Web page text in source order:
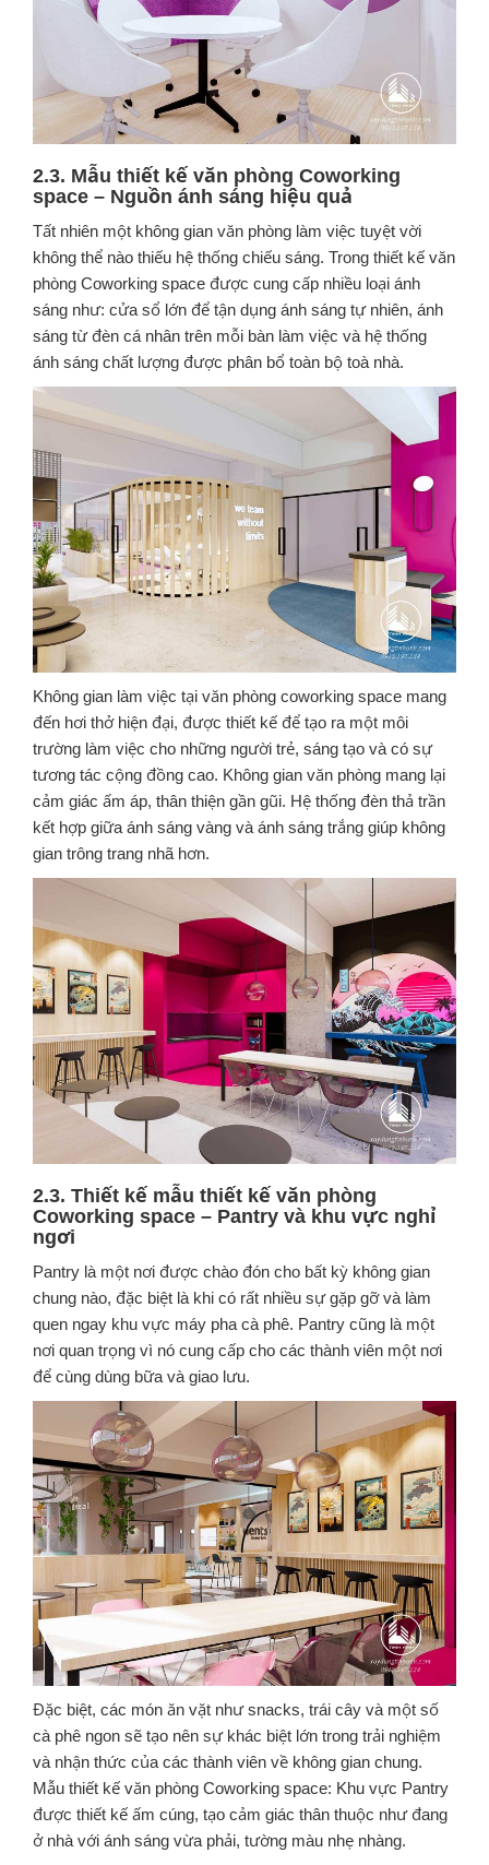
2.3. Mẫu thiết kế văn phòng Coworking
space – Nguồn ánh sáng hiệu quả
Tất nhiên một không gian văn phòng làm việc tuyệt vời
không thể nào thiếu hệ thống chiếu sáng. Trong thiết kế văn
phòng Coworking space được cung cấp nhiều loại ánh
sáng như: cửa sổ lớn để tận dụng ánh sáng tự nhiên, ánh
sáng từ đèn cá nhân trên mỗi bàn làm việc và hệ thống
ánh sáng chất lượng được phân bổ toàn bộ toà nhà.
Không gian làm việc tại văn phòng coworking space mang
đến hơi thở hiện đại, được thiết kế để tạo ra một môi
trường làm việc cho những người trẻ, sáng tạo và có sự
tương tác cộng đồng cao. Không gian văn phòng mang lại
cảm giác ấm áp, thân thiện gần gũi. Hệ thống đèn thả trần
kết hợp giữa ánh sáng vàng và ánh sáng trắng giúp không
gian trông trang nhã hơn.
2.3. Thiết kế mẫu thiết kế văn phòng
Coworking space – Pantry và khu vực nghỉ
ngơi
Pantry là một nơi được chào đón cho bất kỳ không gian
chung nào, đặc biệt là khi có rất nhiều sự gặp gỡ và làm
quen ngay khu vực máy pha cà phê. Pantry cũng là một
nơi quan trọng vì nó cung cấp cho các thành viên một nơi
để cùng dùng bữa và giao lưu.
Đặc biệt, các món ăn vặt như snacks, trái cây và một số
cà phê ngon sẽ tạo nên sự khác biệt lớn trong trải nghiệm
và nhận thức của các thành viên về không gian chung.
Mẫu thiết kế văn phòng Coworking space: Khu vực Pantry
được thiết kế ấm cúng, tạo cảm giác thân thuộc như đang
ở nhà với ánh sáng vừa phải, tường màu nhẹ nhàng.